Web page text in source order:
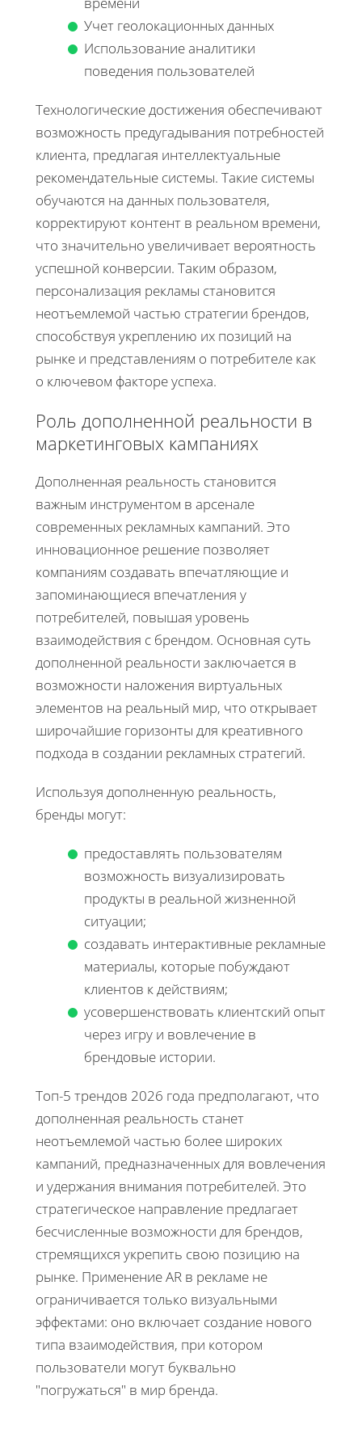
Учет геолокационных данных
Использование аналитики
поведения пользователей
Технологические достижения обеспечивают
возможность предугадывания потребностей
клиента, предлагая интеллектуальные
рекомендательные системы. Такие системы
обучаются на данных пользователя,
корректируют контент в реальном времени,
что значительно увеличивает вероятность
успешной конверсии. Таким образом,
персонализация рекламы становится
неотъемлемой частью стратегии брендов,
способствуя укреплению их позиций на
рынке и представлениям о потребителе как
о ключевом факторе успеха.
Роль дополненной реальности в
маркетинговых кампаниях
Дополненная реальность становится
важным инструментом в арсенале
современных рекламных кампаний. Это
инновационное решение позволяет
компаниям создавать впечатляющие и
запоминающиеся впечатления у
потребителей, повышая уровень
взаимодействия с брендом. Основная суть
дополненной реальности заключается в
возможности наложения виртуальных
элементов на реальный мир, что открывает
широчайшие горизонты для креативного
подхода в создании рекламных стратегий.
Используя дополненную реальность,
бренды могут:
предоставлять пользователям
возможность визуализировать
продукты в реальной жизненной
ситуации;
создавать интерактивные рекламные
материалы, которые побуждают
клиентов к действиям;
усовершенствовать клиентский опыт
через игру и вовлечение в
брендовые истории.
Топ-5 трендов 2026 года предполагают, что
дополненная реальность станет
неотъемлемой частью более широких
кампаний, предназначенных для вовлечения
и удержания внимания потребителей. Это
стратегическое направление предлагает
бесчисленные возможности для брендов,
стремящихся укрепить свою позицию на
рынке. Применение AR в рекламе не
ограничивается только визуальными
эффектами: оно включает создание нового
типа взаимодействия, при котором
пользователи могут буквально
"погружаться" в мир бренда.